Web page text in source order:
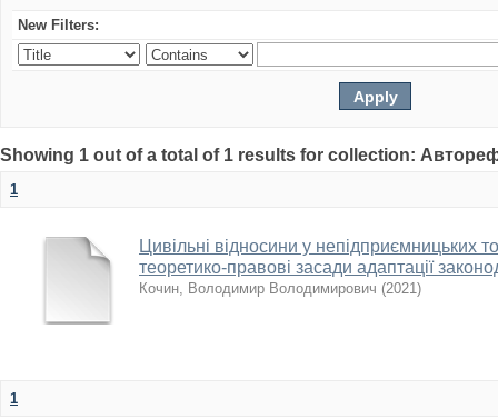
New Filters:
Showing 1 out of a total of 1 results for collection:
1
Цивільні відносини у непідприємницьких
теоретико-правові засади адаптації
Кочин, Володимир Володимирович (2021)
1